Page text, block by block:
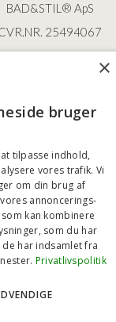
BAD&STIL® ApS
25494067
202
•
+45 3920 5084
KREDITVÆRDIGHED
×
bruger
tilpasse indhold,
vores trafik. Vi
om din brug af
annoncerings-
kan kombinere
som du har
har indsamlet fra
Privatlivspolitik